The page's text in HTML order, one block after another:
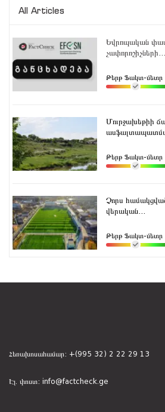
All Articles
Եվրոպական
չափորոշիչների...
Թերթ Ֆակտ-մետր
Մուրջախեթիի
Թերթ Ֆակտ-մետր
Չորս
վերական...
Թերթ Ֆակտ-մետր
Հեռախոսահամար: +(995 32) 2 22 29 13
Էլ. փոստ: info@factcheck.ge